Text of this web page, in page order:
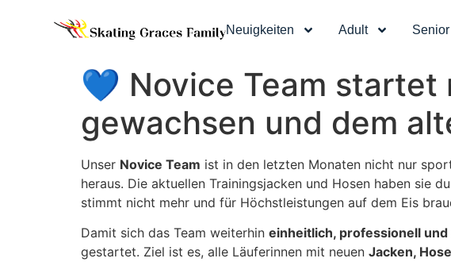
Neuigkeiten Adult Senior
💙 Novice Team startet
gewachsen und dem
Unser Novice Team ist in den letzten Monaten nicht nur
heraus. Die aktuellen Trainingsjacken und Hosen haben sie
stimmt nicht mehr und für Höchstleistungen auf dem Eis
Damit sich das Team weiterhin einheitlich, professionell
gestartet. Ziel ist es, alle Läuferinnen mit neuen Jacken,